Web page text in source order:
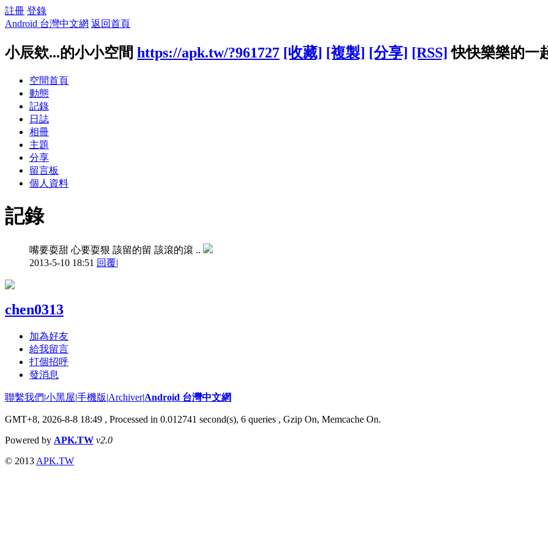
註冊 登錄
Android 台灣中文網 返回首頁
小辰欸...的小小空間 https://apk.tw/?961727 [收藏] [複製] [分享] [RSS] 快快樂樂的一
空間首頁
動態
記錄
日誌
相冊
主題
分享
留言板
個人資料
記錄
嘴要耍甜 心要耍狠 該留的留 該滾的滾 ..
2013-5-10 18:51 回覆|
chen0313
加為好友
給我留言
打個招呼
發消息
聯繫我們|小黑屋|手機版|Archiver|Android 台灣中文網
GMT+8, 2026-8-8 18:49 , Processed in 0.012741 second(s), 6 queries , Gzip On, Memcache On.
Powered by APK.TW v2.0
© 2013 APK.TW